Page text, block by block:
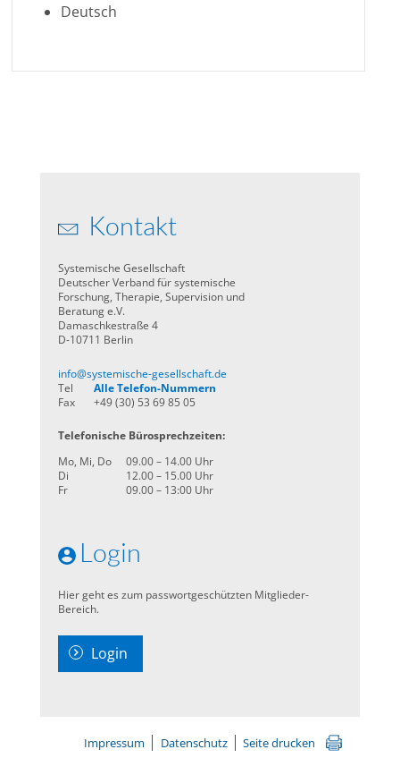
Deutsch
Kontakt
Systemische Gesellschaft
Deutscher Verband für systemische
Forschung, Therapie, Supervision und
Beratung e.V.
Damaschkestraße 4
D-10711 Berlin
info@systemische-gesellschaft.de
Tel
Alle Telefon-Nummern
Fax
+49 (30) 53 69 85 05
Telefonische Bürosprechzeiten:
Mo, Mi, Do
09.00 – 14.00 Uhr
Di
12.00 – 15.00 Uhr
Fr
09.00 – 13:00 Uhr
Login
Hier geht es zum passwortgeschützten Mitglieder-
Bereich.
Login
Impressum Datenschutz Seite drucken